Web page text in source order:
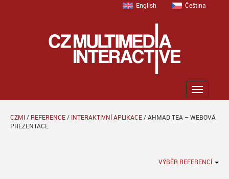
English Čeština
Zobrazit
menu
CZMI/ REFERENCE/ INTERAKTIVNÍ APLIKACE/AHMAD TEA – WEBOVÁ
PREZENTACE
VÝBĚR REFERENCÍ